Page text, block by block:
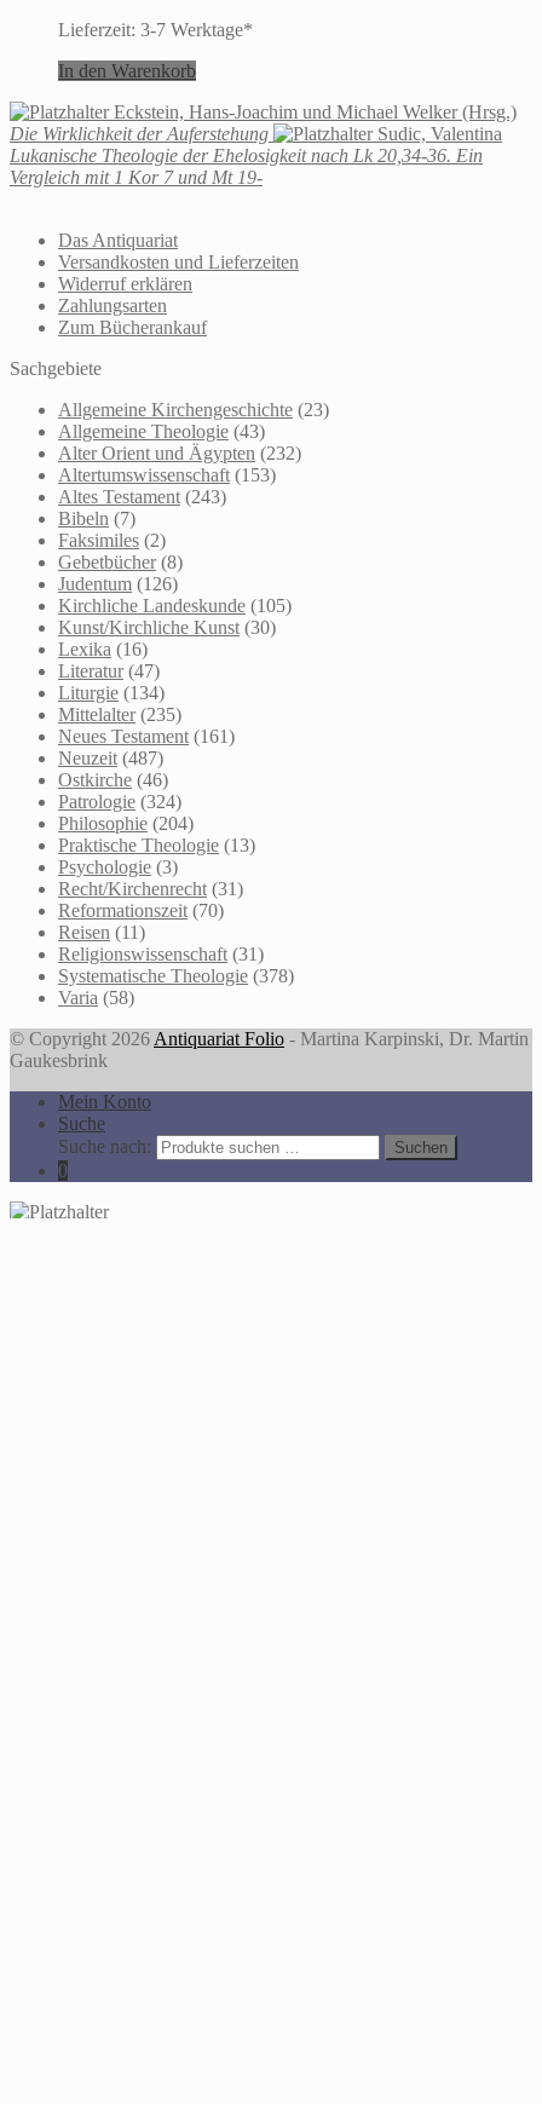
Lieferzeit: 3-7 Werktage*
In den Warenkorb
Eckstein, Hans-Joachim und Michael Welker (Hrsg.)
Die Wirklichkeit der Auferstehung
Sudic, Valentina
Lukanische Theologie der Ehelosigkeit nach Lk 20,34-36. Ein
Vergleich mit 1 Kor 7 und Mt 19-
Das Antiquariat
Versandkosten und Lieferzeiten
Widerruf erklären
Zahlungsarten
Zum Bücherankauf
Sachgebiete
Allgemeine Kirchengeschichte (23)
Allgemeine Theologie (43)
Alter Orient und Ägypten (232)
Altertumswissenschaft (153)
Altes Testament (243)
Bibeln (7)
Faksimiles (2)
Gebetbücher (8)
Judentum (126)
Kirchliche Landeskunde (105)
Kunst/Kirchliche Kunst (30)
Lexika (16)
Literatur (47)
Liturgie (134)
Mittelalter (235)
Neues Testament (161)
Neuzeit (487)
Ostkirche (46)
Patrologie (324)
Philosophie (204)
Praktische Theologie (13)
Psychologie (3)
Recht/Kirchenrecht (31)
Reformationszeit (70)
Reisen (11)
Religionswissenschaft (31)
Systematische Theologie (378)
Varia (58)
© Copyright 2026 Antiquariat Folio - Martina Karpinski, Dr. Martin
Gaukesbrink
Mein Konto
Suche
Suche nach:
Suchen
0